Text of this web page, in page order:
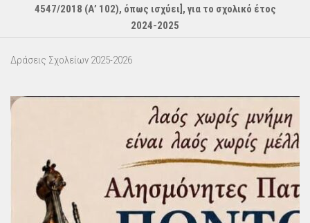
4547/2018 (Α’ 102), όπως ισχύει], για το σχολικό έτος
2024-2025
Δράσεις Σχολείων 2025-2026